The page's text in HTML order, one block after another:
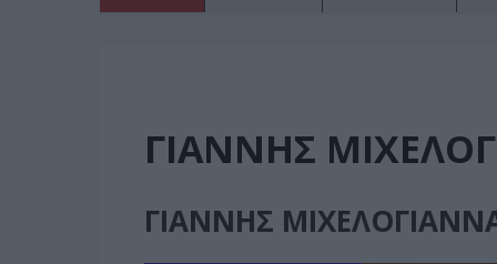
ΓΙΑΝΝΗΣ
ΓΙΑΝΝΗΣ